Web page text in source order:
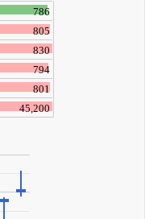
786
805
830
794
801
45,200